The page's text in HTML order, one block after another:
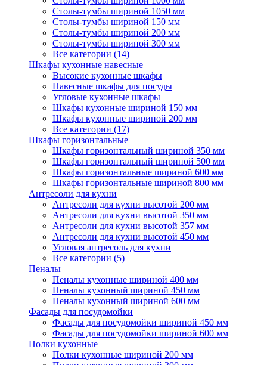
Столы-тумбы шириной 1050 мм
Столы-тумбы шириной 150 мм
Столы-тумбы шириной 200 мм
Столы-тумбы шириной 300 мм
Все категории (14)
Шкафы кухонные навесные
Высокие кухонные шкафы
Навесные шкафы для посуды
Угловые кухонные шкафы
Шкафы кухонные шириной 150 мм
Шкафы кухонные шириной 200 мм
Все категории (17)
Шкафы горизонтальные
Шкафы горизонтальный шириной 350 мм
Шкафы горизонтальный шириной 500 мм
Шкафы горизонтальные шириной 600 мм
Шкафы горизонтальные шириной 800 мм
Антресоли для кухни
Антресоли для кухни высотой 200 мм
Антресоли для кухни высотой 350 мм
Антресоли для кухни высотой 357 мм
Антресоли для кухни высотой 450 мм
Угловая антресоль для кухни
Все категории (5)
Пеналы
Пеналы кухонные шириной 400 мм
Пеналы кухонный шириной 450 мм
Пеналы кухонный шириной 600 мм
Фасады для посудомойки
Фасады для посудомойки шириной 450 мм
Фасады для посудомойки шириной 600 мм
Полки кухонные
Полки кухонные шириной 200 мм